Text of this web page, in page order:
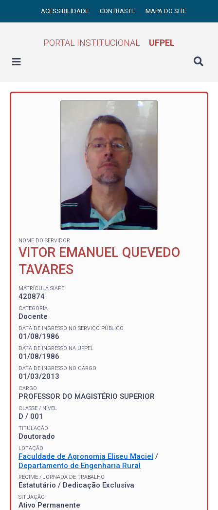
ACESSIBILIDADE CONTRASTE MAPA DO SITE
PORTAL INSTITUCIONAL UFPEL
NOME DO SERVIDOR
VITOR EMANUEL QUEVEDO
TAVARES
MATRÍCULA SIAPE
420874
CATEGORIA
Docente
DATA DE INGRESSO NO SERVIÇO PÚBLICO
01/08/1986
DATA DE INGRESSO NA UFPEL
01/08/1986
DATA DE INGRESSO NO CARGO
01/03/2013
CARGO
PROFESSOR DO MAGISTÉRIO SUPERIOR
CLASSE / NÍVEL
D / 001
TITULAÇÃO
Doutorado
LOTAÇÃO
Faculdade de Agronomia Eliseu Maciel /
Departamento de Engenharia Rural
REGIME / JORNADA DE TRABALHO
Estatutário / Dedicação Exclusiva
SITUAÇÃO
Ativo Permanente